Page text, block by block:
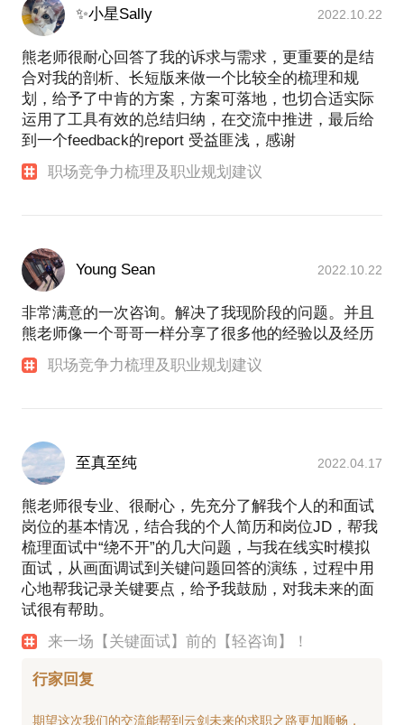
✨小星Sally 2022.10.22
熊老师很耐心回答了我的诉求与需求，更重要的是结
合对我的剖析、长短版来做一个比较全的梳理和规
划，给予了中肯的方案，方案可落地，也切合适实际
运用了工具有效的总结归纳，在交流中推进，最后给
到一个feedback的report 受益匪浅，感谢
职场竞争力梳理及职业规划建议
Young Sean 2022.10.22
非常满意的一次咨询。解决了我现阶段的问题。并且
熊老师像一个哥哥一样分享了很多他的经验以及经历
职场竞争力梳理及职业规划建议
至真至纯 2022.04.17
熊老师很专业、很耐心，先充分了解我个人的和面试
岗位的基本情况，结合我的个人简历和岗位JD，帮我
梳理面试中“绕不开”的几大问题，与我在线实时模拟
面试，从画面调试到关键问题回答的演练，过程中用
心地帮我记录关键要点，给予我鼓励，对我未来的面
试很有帮助。
来一场【关键面试】前的【轻咨询】！
行家回复
期望这次我们的交流能帮到云剑未来的求职之路更加顺畅，